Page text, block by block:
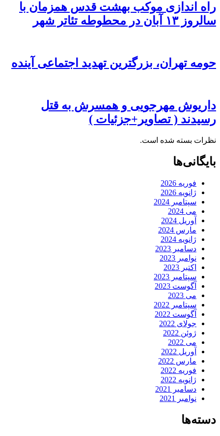
راه اندازی موکب بهشت قدس همزمان با
سالروز ۱۳ آبان در محطوطه تئاتر شهر
حومه تهران، بزرگترین تهدید اجتماعی آینده
داریوش مهرجویی و همسرش به قتل
رسیدند ( تصاویر+جزئیات )
نظرات بسته شده است.
بایگانی‌ها
فوریه 2026
ژانویه 2026
سپتامبر 2024
می 2024
آوریل 2024
مارس 2024
ژانویه 2024
دسامبر 2023
نوامبر 2023
اکتبر 2023
سپتامبر 2023
آگوست 2023
می 2023
سپتامبر 2022
آگوست 2022
جولای 2022
ژوئن 2022
می 2022
آوریل 2022
مارس 2022
فوریه 2022
ژانویه 2022
دسامبر 2021
نوامبر 2021
دسته‌ها